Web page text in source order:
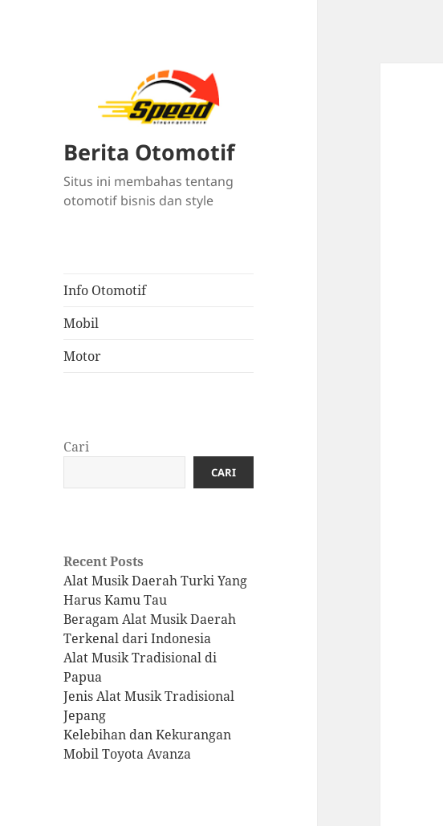
Berita Otomotif
Situs ini membahas tentang
otomotif bisnis dan style
Info Otomotif
Mobil
Motor
Cari
CARI
Recent Posts
Alat Musik Daerah Turki Yang
Harus Kamu Tau
Beragam Alat Musik Daerah
Terkenal dari Indonesia
Alat Musik Tradisional di
Papua
Jenis Alat Musik Tradisional
Jepang
Kelebihan dan Kekurangan
Mobil Toyota Avanza